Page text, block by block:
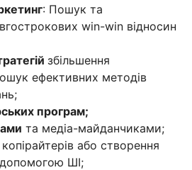
: Пошук та
win-win відносин
збільшення
ефективних методів
програм;
та медіа-майданчиками;
або створення
допомогою ШІ;